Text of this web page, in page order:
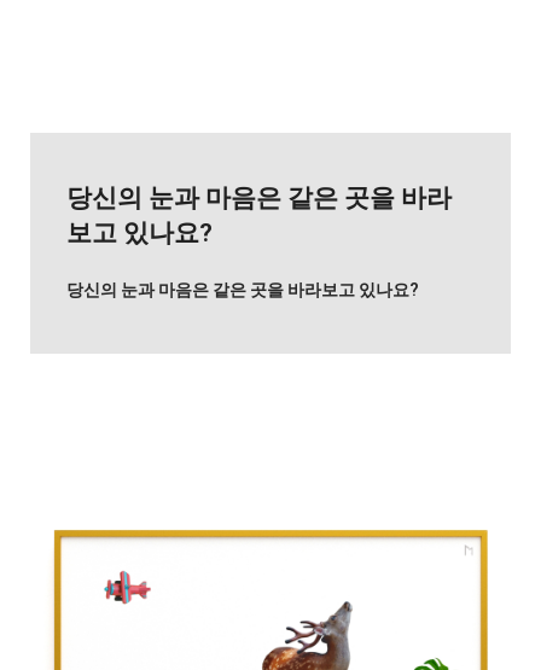
당신의 눈과 마음은 같은 곳을 바라
보고 있나요?
당신의 눈과 마음은 같은 곳을 바라보고 있나요?